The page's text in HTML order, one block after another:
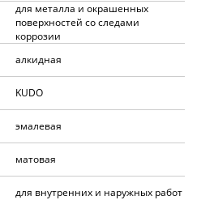
для металла и окрашенных
поверхностей со следами
коррозии
алкидная
KUDO
эмалевая
матовая
для внутренних и наружных работ